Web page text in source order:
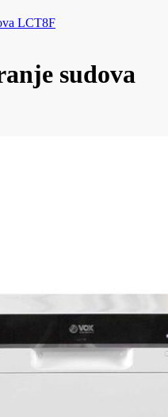
LCT8F
sudova